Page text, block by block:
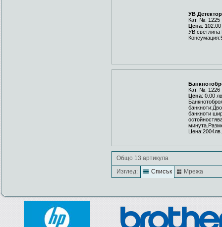
УВ
Кат. №: 1225
Цена:
УВ светлина
Кат. №: 1226
Цена: 0.00
банкноти
Общо 13 артикула
Изглед:
Списък Мрежа